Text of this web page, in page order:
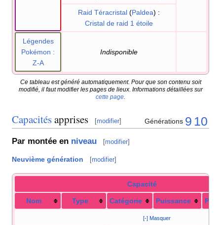
Raid Téracristal (Paldea) :
Cristal de raid 1 étoile
Légendes
Pokémon :
Z-A
Indisponible
Ce tableau est généré automatiquement. Pour que son contenu soit
modifié, il faut modifier les pages de lieux. Informations détaillées sur
cette page
Capacitésapprises [modifier] Générations 9 10
Par montée en niveau [modifier]
Neuvième génération [modifier]
Capacité
Nom Type Catégorie Puissance
[-] Masquer